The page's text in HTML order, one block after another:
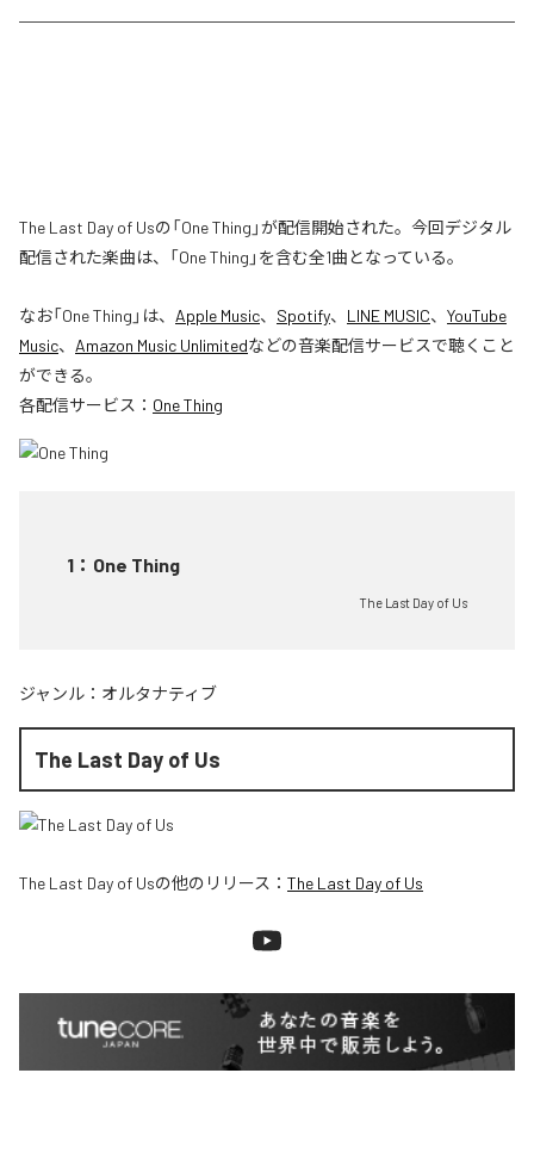
The Last Day of Usの「One Thing」が配信開始された。今回デジタル
配信された楽曲は、「One Thing」を含む全1曲となっている。
なお「One Thing 」は、 Apple Music、 Spotify、 LINE MUSIC、 YouTube
Music、 Amazon Music Unlimitedなどの音楽配信サービスで聴くこと
ができる。
各配信サービス： One Thing
1 ： One Thing
The Last Day of Us
ジャンル： オルタナティブ
The Last Day of Us
The Last Day of Usの他のリリース： The Last Day of Us